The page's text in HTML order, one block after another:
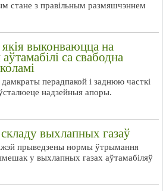
стане з правільным размяшчэннем
выконваюцца на
са свабодна
перадпакой і заднюю часткі
надзейныя апоры.
выхлапных газаў
прыведзены нормы ўтрымання
у выхлапных газах аўтамабіляў